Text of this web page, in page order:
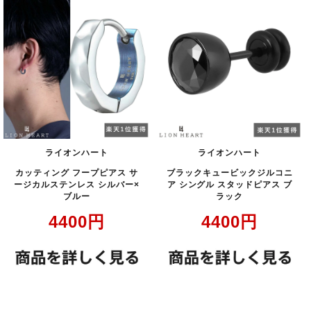
ライオンハート
カッティング フープピアス サ
ージカルステンレス シルバー×
ブルー
4400 円
ライオンハート
ブラックキュービックジルコニ
ア シングル スタッドピアス ブ
ラック
4400 円